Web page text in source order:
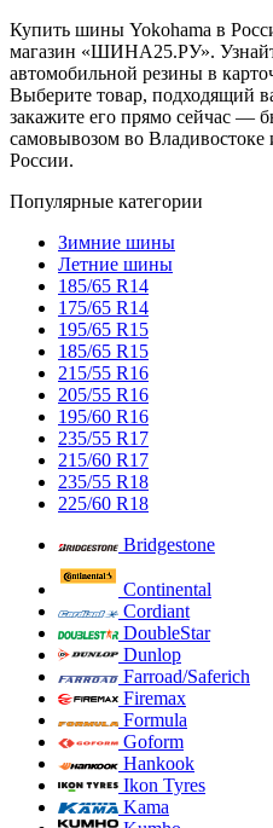
Купить шины Yokohama в
магазин «ШИНА25.РУ».
автомобильной резины в
Выберите товар, подходящий
закажите его прямо сейчас —
самовывозом во Владивостоке
России.
Популярные категории
Зимние шины
Летние шины
185/65 R14
175/65 R14
195/65 R15
185/65 R15
215/55 R16
205/55 R16
195/60 R16
235/55 R17
215/60 R17
235/55 R18
225/60 R18
Bridgestone
Continental
Cordiant
DoubleStar
Dunlop
Farroad/Saferich
Firemax
Formula
Goform
Hankook
Ikon Tyres
Kama